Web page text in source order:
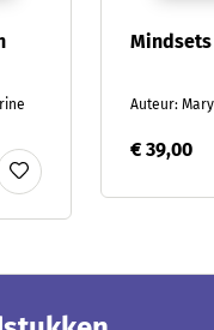
Auteur:
€ 39,00